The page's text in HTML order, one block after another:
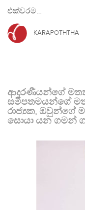
එක්වරම…
KARAPOTHTHA
ආදරණීයන්ගේ
සමීපතමයන්ගේ
රාජ්‍යක, ඔවුන්ගේ
සොයා යන ගමන්